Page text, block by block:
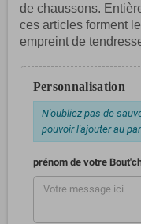
de chaussons.
ces articles forment
empreint de
Personnalisation
N'oubliez pas de
pouvoir l'ajouter au
prénom de votre